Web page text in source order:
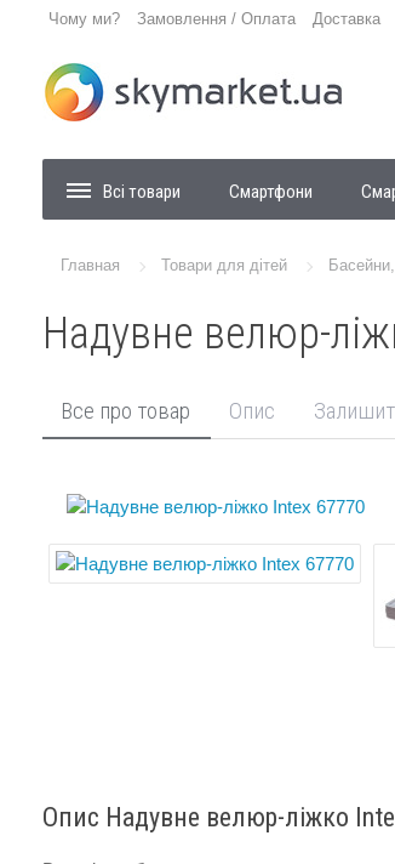
Чому ми? Замовлення / Оплата Доставка
Всі товари Смартфони
Главная Товари для дітей
Надувне велюр-
Все про товар Опис
Опис Надувне велюр-ліжко